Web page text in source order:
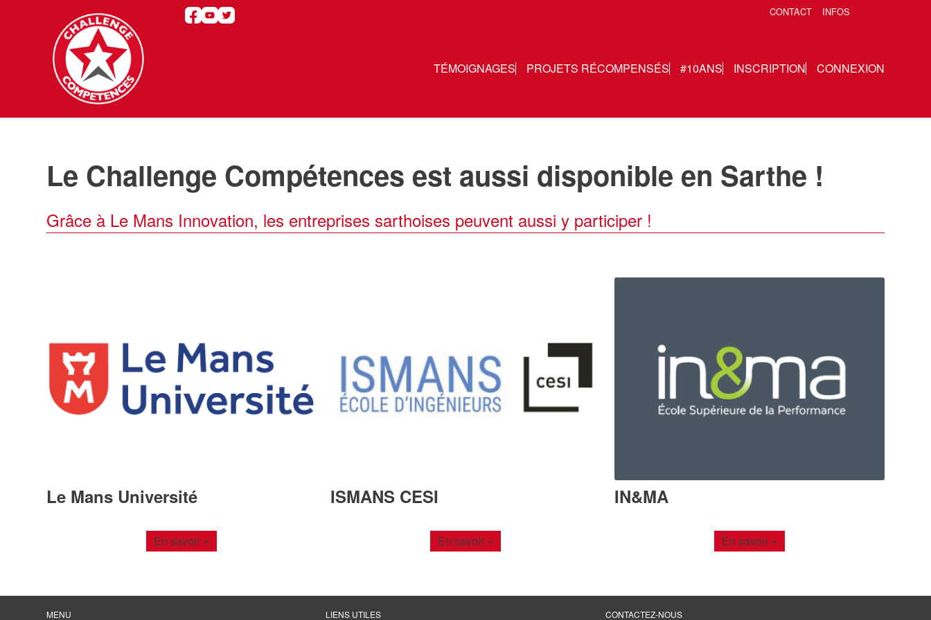
TÉMOIGNAGES PROJETS RÉCOMPENSÉS #10ANS INSCRIPTION CONNEXION
CONTACT INFOS
Le Challenge Compétences est aussi disponible en Sarthe !
Grâce à Le Mans Innovation, les entreprises sarthoises peuvent aussi y participer !
Le Mans Université
en savoir +
ISMANS CESI
en savoir +
IN&MA
en savoir +
MENU LIENS UTILES CONTACTEZ-NOUS